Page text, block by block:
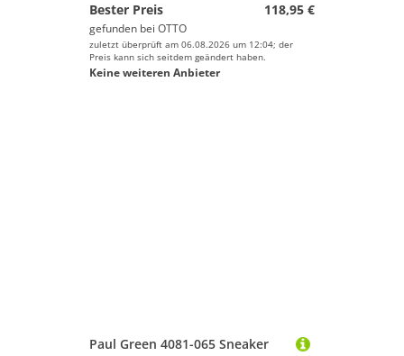
Bester Preis
118,95 €
gefunden bei OTTO
zuletzt überprüft am 06.08.2026 um 12:04; der
Preis kann sich seitdem geändert haben.
Keine weiteren Anbieter
Paul Green 4081-065 Sneaker